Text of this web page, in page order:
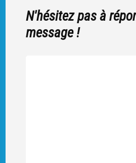
N'hésitez pas à
message !